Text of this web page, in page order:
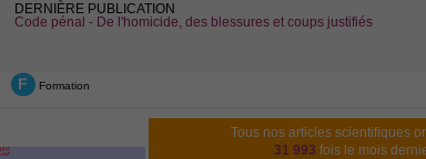
DERNIÈRE PUBLICATION
Code pénal - De l'homicide, des blessures et coups justifiés
F Formation
Tous nos articles scientifiques
31 993 fois le mois